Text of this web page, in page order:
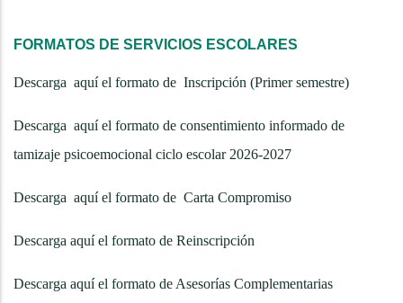
FORMATOS DE SERVICIOS ESCOLARES
Descarga aquí el formato de Inscripción (Primer semestre)
Descarga aquí el formato de consentimiento informado de
tamizaje psicoemocional ciclo escolar 2026-2027
Descarga aquí el formato de Carta Compromiso
Descarga aquí el formato de Reinscripción
Descarga aquí el formato de Asesorías Complementarias